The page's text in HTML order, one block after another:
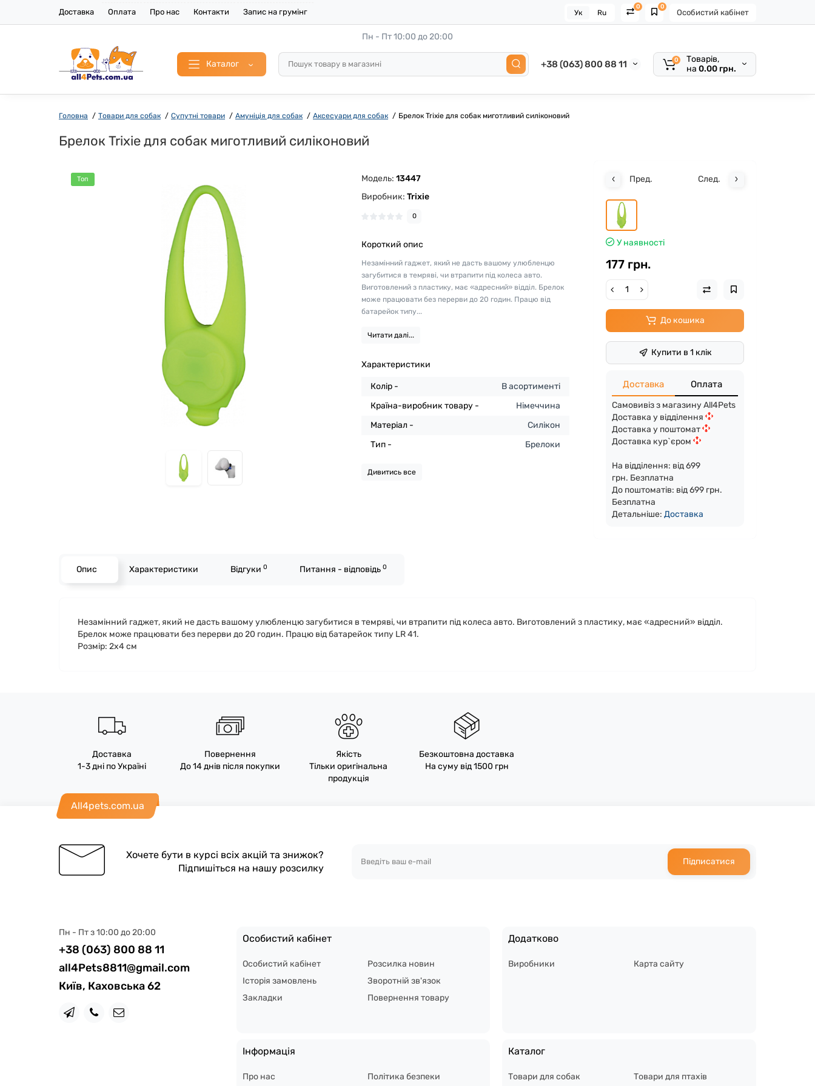
Доставка Оплата Про нас Контакти Запис на грумінг Особистий кабінет
0
0
Ук Ru
Каталог
Пн - Пт 10:00 до 20:00
+38 (063) 800 88 11 0
Товарів,
на 0.00 грн.
Головна Товари для собак Супутні товари Амуніція для собак Аксесуари для собак Брелок Trixie для собак миготливий силіконовий
Брелок Trixie для собак миготливий силіконовий
Топ Модель:13447
Виробник:Trixie
0
Короткий опис
Незамінний гаджет, який не дасть вашому улюбленцю
загубитися в темряві, чи втрапити під колеса авто.
Виготовлений з пластику, має «адресний» відділ. Брелок
може працювати без перерви до 20 годин. Працю від
батарейок типу...
Читати далі...
Характеристики
Колір -
В асортименті
Країна-виробник товару -
Німеччина
Матеріал -
Силікон
Тип -
Брелоки
Дивитись все
Пред. След.
У наявності
177 грн.
До кошика
Купити в 1 клік
Доставка Оплата
Самовивіз з магазину All4Pets
Доставка у відділення
Доставка у поштомат
Доставка кур`єром
На відділення: від 699
грн. Безплатна
До поштоматів: від 699 грн.
Безплатна
Детальніше:Доставка
Опис Характеристики Відгуки 0 Питання - відповідь 0
Незамінний гаджет, який не дасть вашому улюбленцю загубитися в темряві, чи втрапити під колеса авто. Виготовлений з пластику, має «адресний» відділ.
Брелок може працювати без перерви до 20 годин. Працю від батарейок типу LR 41.
Розмір: 2х4 см
Доставка
1-3 дні по Україні
Повернення
До 14 днів після покупки
Якість
Тільки оригінальна
продукція
Безкоштовна доставка
На суму від 1500 грн
All4pets.com.ua
Хочете бути в курсі всіх акцій та знижок?
Підпишіться на нашу розсилку
Підписатися
Пн - Пт з 10:00 до 20:00
+38 (063) 800 88 11
all4Pets8811@gmail.com
Київ, Каховська 62
Особистий кабінет
Особистий кабінет
Історія замовлень
Закладки
Розсилка новин
Зворотній зв'язок
Повернення товару
Додатково
Виробники Карта сайту
Інформація
Про нас Політика безпеки
Каталог
Товари для собак Товари для птахів